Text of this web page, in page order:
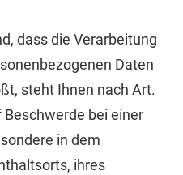
dass die Verarbeitung
Daten
steht Ihnen nach Art.
Beschwerde bei einer
in dem
ihres